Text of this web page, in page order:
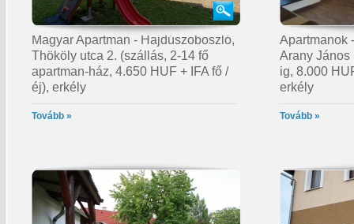
Magyar Apartman - Hajdúszoboszló,
Thököly utca 2. (szállás, 2-14 fő
apartman-ház, 4.650 HUF + IFA fő /
éj), erkély
Tovább »
Apartmanok
Arany János
ig, 8.000
erkély
Tovább »